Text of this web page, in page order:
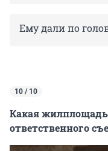
Ему дали по
10 / 10
Какая
ответственного